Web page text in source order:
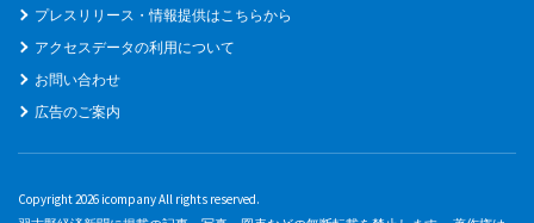
プレスリリース・情報提供はこちらから
アクセスデータの利用について
お問い合わせ
広告のご案内
Copyright 2026 icompany All rights reserved.